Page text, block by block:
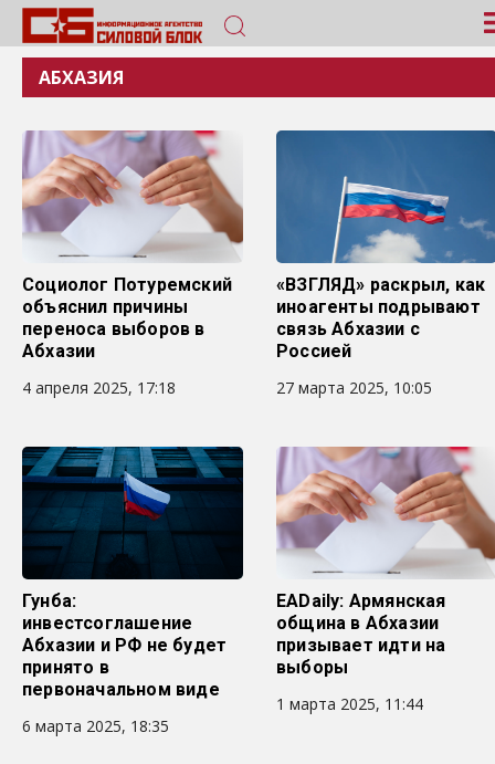
АБХАЗИЯ
Социолог Потуремский
объяснил причины
переноса выборов в
Абхазии
4 апреля 2025, 17:18
«ВЗГЛЯД» раскрыл, как
иноагенты подрывают
связь Абхазии с
Россией
27 марта 2025, 10:05
Гунба:
инвестсоглашение
Абхазии и РФ не будет
принято в
первоначальном виде
6 марта 2025, 18:35
EADaily: Армянская
община в Абхазии
призывает идти на
выборы
1 марта 2025, 11:44